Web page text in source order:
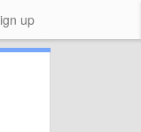
up